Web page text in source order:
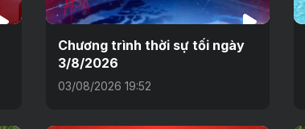
Chương trình thời sự tối ngày
3/8/2026
03/08/2026 19:52